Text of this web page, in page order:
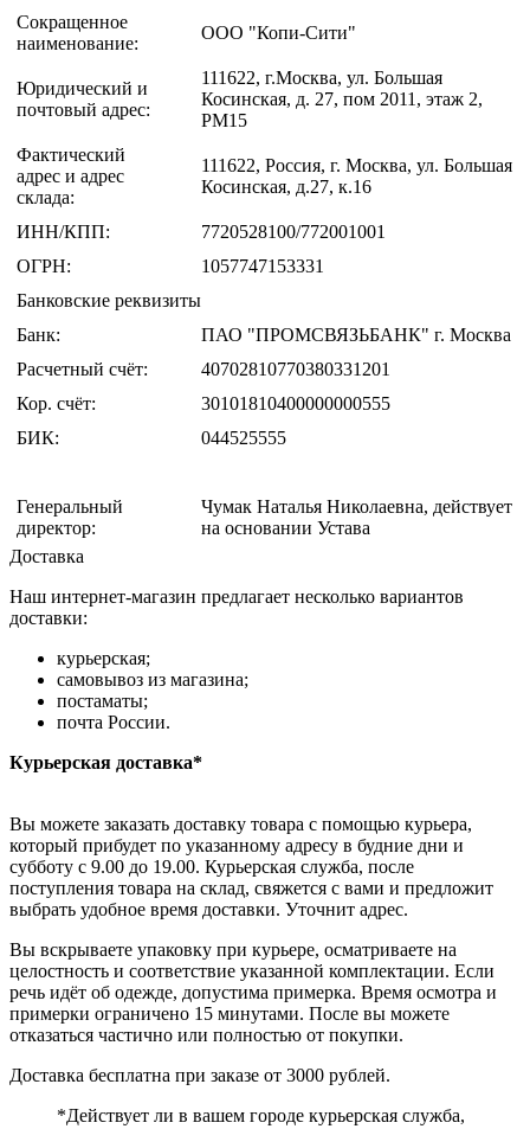
Сокращенное
наименование:
ООО "Копи-Сити"
Юридический и
почтовый адрес:
111622, г.Москва, ул. Большая
Косинская, д. 27, пом 2011, этаж 2,
РМ15
Фактический
адрес и адрес
склада:
111622, Россия, г. Москва, ул. Большая
Косинская, д.27, к.16
ИНН/КПП:
7720528100/772001001
ОГРН:
1057747153331
Банковские реквизиты
Банк:
ПАО "ПРОМСВЯЗЬБАНК" г. Москва
Расчетный счёт:
40702810770380331201
Кор. счёт:
30101810400000000555
БИК:
044525555
Генеральный
директор:
Чумак Наталья Николаевна, действует
на основании Устава
Доставка
Наш интернет-магазин предлагает несколько вариантов
доставки:
курьерская;
самовывоз из магазина;
постаматы;
почта России.
Курьерская доставка*
Вы можете заказать доставку товара с помощью курьера,
который прибудет по указанному адресу в будние дни и
субботу с 9.00 до 19.00. Курьерская служба, после
поступления товара на склад, свяжется с вами и предложит
выбрать удобное время доставки. Уточнит адрес.
Вы вскрываете упаковку при курьере, осматриваете на
целостность и соответствие указанной комплектации. Если
речь идёт об одежде, допустима примерка. Время осмотра и
примерки ограничено 15 минутами. После вы можете
отказаться частично или полностью от покупки.
Доставка бесплатна при заказе от 3000 рублей.
*Действует ли в вашем городе курьерская служба,